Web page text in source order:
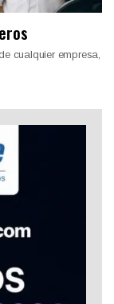
cualquier empresa,